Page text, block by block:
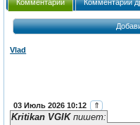
Комментарии Комментарии
Vlаd
03 Июль 2026 10:12 ⇑
Kritikan VGIKпишет: